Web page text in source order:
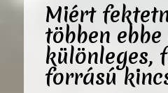
Miért
többen ebbe
különleges,
forrású